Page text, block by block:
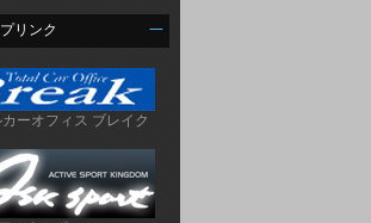
リンク
一
カーオフィス ブレイク